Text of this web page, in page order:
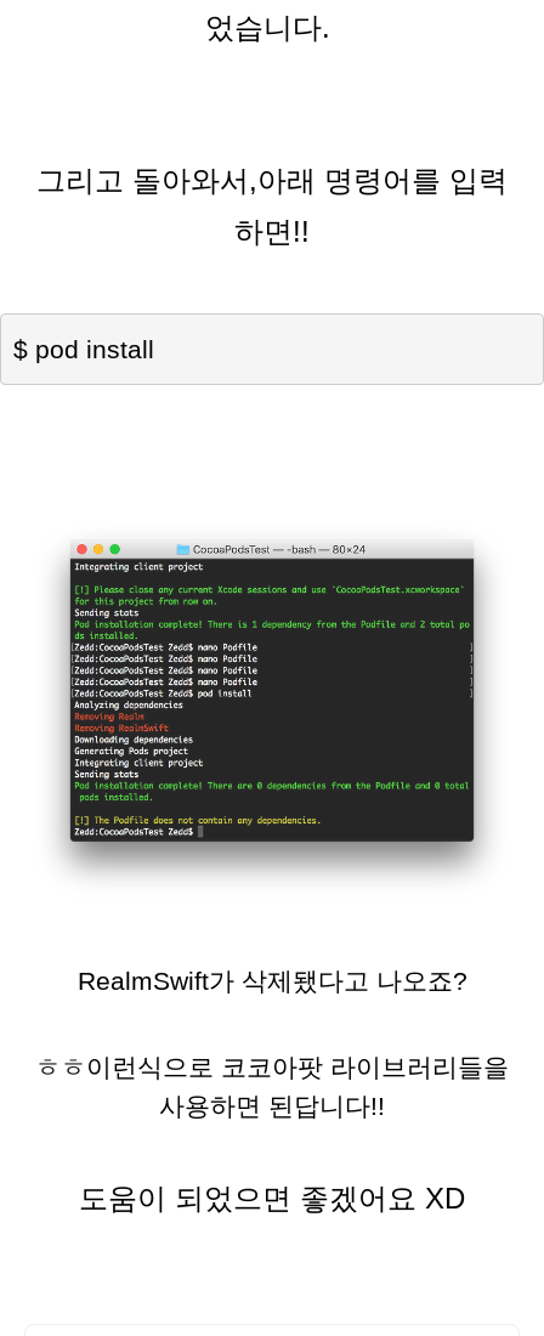
었습니다.
그리고 돌아와서,아래 명령어를 입력
하면!!
$ pod install
RealmSwift가 삭제됐다고 나오죠?
ㅎㅎ이런식으로 코코아팟 라이브러리들을
사용하면 된답니다!!
도움이 되었으면 좋겠어요 XD